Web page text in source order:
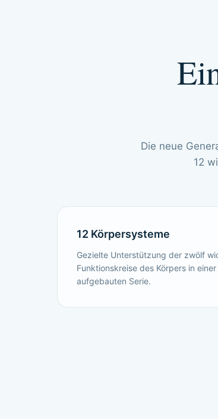
Die neue
12
12 Körpersysteme
Gezielte Unterstützung der zwölf
Funktionskreise des Körpers in
aufgebauten Serie.